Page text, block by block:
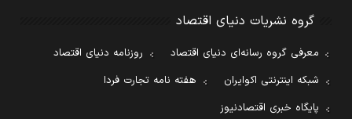
گروه نشریات دنیای اقتصاد
معرفی گروه رسانه‌ای دنیای اقتصاد
روزنامه دنیای اقتصاد
شبکه اینترنتی اکوایران
هفته نامه تجارت فردا
پایگاه خبری اقتصادنیوز